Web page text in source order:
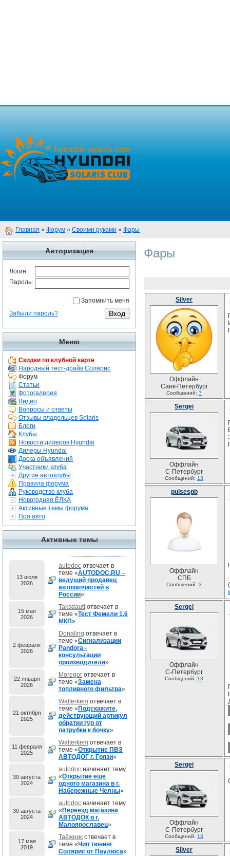
Главная » Форум » Своими руками » Фары
Авторизация
Логин:
Пароль:
Запомнить меня
Забыли пароль?
Меню
Скидки по клубной карте
Народный тест-драйв Солярис
Форум
Статьи
Фотогалерея
Видео
Вопросы и ответы
Отзывы владельцев Solaris
Блоги
Клубы
Новости дилеров Hyundai
Дилеры Hyundai
Доска объявлений
Участники клуба
Другие автоклубы
Правила форума
Руководство клуба
Новогодняя ЁЛКА
Активные темы форума
Про авто
Активные темы
13 июля
2026
autodoc отвечает в
теме «AUTODOC.RU –
ведущий продавец
автозапчастей в
России»
15 мая
2026
Taksdauttотвечает в
теме «Тест Фемели 1.6
МКП»
2 февраля
2026
Donaling отвечает в
теме «Сигнализации
Pandora -
консультации
производителя»
22 января
2026
Moregor отвечает в
теме «Замена
топливного фильтра»
21 октября
2025
Walterkem отвечает в
теме « Подскажите,
действующий артикул
обратки гур от
патрубки к бочку»
11 февраля
2025
Walterkem отвечает в
теме «Открытие ПВЗ
АВТОДОГ г. Грязи»
30 августа
2024
autodoc начинает тему
«Открытие еще
одного магазина в г.
Набережные Челны»
30 августа
2024
autodoc начинает тему
« Переезд магазина
АВТОДОК в г.
Малоярославец»
17 мая
2019
Таёжник отвечает в
теме «Чип тюнинг
Солярис от Паулюса»
Фары
Silver
Оффлайн
Санк-Петербург
Сообщений: 7
Sergei
Оффлайн
С-Петербург
Сообщений: 13
pulsespb
Оффлайн
СПБ
Сообщений: 3
Sergei
Оффлайн
С-Петербург
Сообщений: 13
Sergei
Оффлайн
С-Петербург
Сообщений: 13
Silver